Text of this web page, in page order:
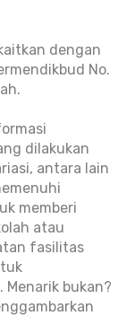
dengan
No.
dilakukan
antara lain
memberi
atau
fasilitas
bukan?